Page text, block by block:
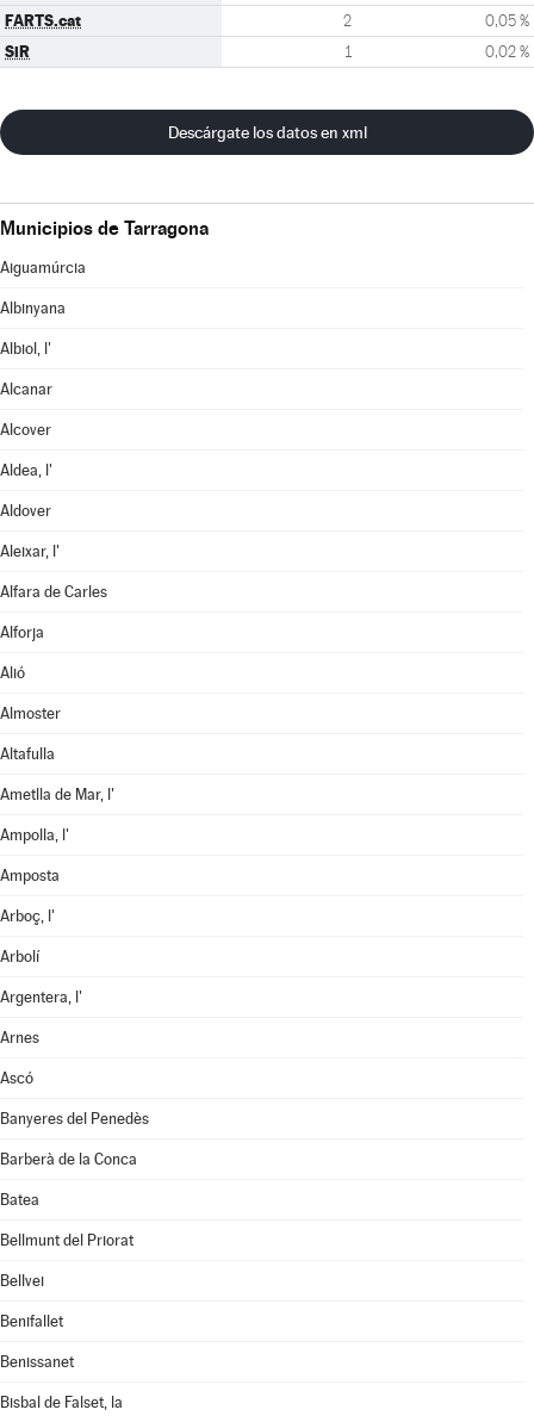
FARTS.cat 2 0,05 %
SiR 1 0,02 %
Descárgate los datos en xml
Municipios de Tarragona
Aiguamúrcia
Albinyana
Albiol, l'
Alcanar
Alcover
Aldea, l'
Aldover
Aleixar, l'
Alfara de Carles
Alforja
Alió
Almoster
Altafulla
Ametlla de Mar, l'
Ampolla, l'
Amposta
Arboç, l'
Arbolí
Argentera, l'
Arnes
Ascó
Banyeres del Penedès
Barberà de la Conca
Batea
Bellmunt del Priorat
Bellvei
Benifallet
Benissanet
Bisbal de Falset, la